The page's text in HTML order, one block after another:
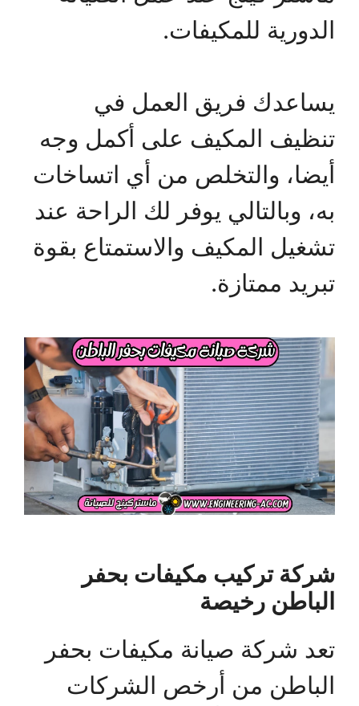
الدورية للمكيفات.
يساعدك فريق العمل في
تنظيف المكيف على أكمل وجه
أيضا، والتخلص من أي اتساخات
به، وبالتالي يوفر لك الراحة عند
تشغيل المكيف والاستمتاع بقوة
تبريد ممتازة.
شركة تركيب مكيفات بحفر
الباطن رخيصة
تعد شركة صيانة مكيفات بحفر
الباطن من أرخص الشركات